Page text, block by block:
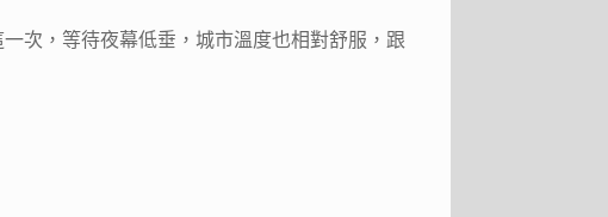
次，等待夜幕低垂，城市溫度也相對舒服，跟